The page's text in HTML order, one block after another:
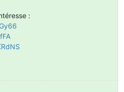
: